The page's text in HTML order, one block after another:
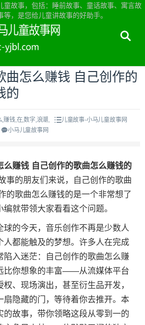
童故事，包括：睡前故事、童话故事、寓言故
等，是您给儿童讲故事的好助手。
网首页>儿童故事
曲怎么赚钱 自己创作的
的
,赚钱,在,数字,浪潮,
儿童故事-小马儿童故事网
小马儿童故事网
么赚钱 自己创作的歌曲怎么赚钱的
事的朋友们来说，自己创作的歌曲
的歌曲怎么赚钱的是一个非常想了
就带领大家看看这个问题。
球的今天，音乐创作不再是少数人
人都能触及的梦想。许多人在完成
陷入迷茫：自己创作的歌曲怎么赚
比你想象的丰富——从流媒体平台
、现场演出，甚至衍生品开发，
扇隐藏的门，等待着你去推开。本
的故事，带你领略这段从零到一的